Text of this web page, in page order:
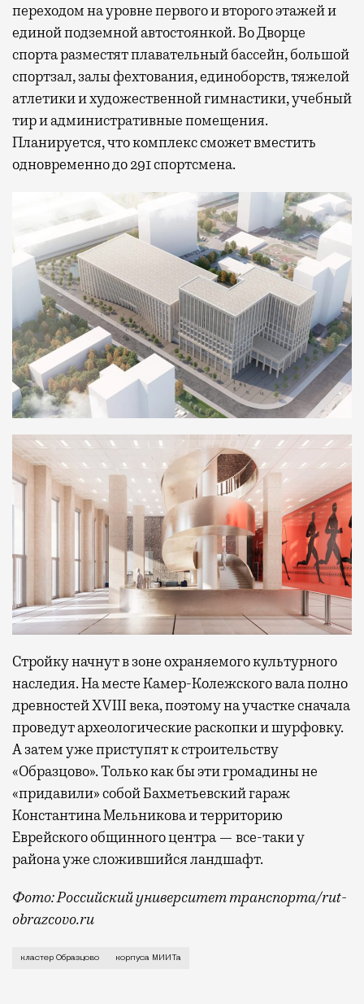
переходом на уровне первого и второго этажей и
единой подземной автостоянкой. Во Дворце
спорта разместят плавательный бассейн, большой
спортзал, залы фехтования, единоборств, тяжелой
атлетики и художественной гимнастики, учебный
тир и административные помещения.
Планируется, что комплекс сможет вместить
одновременно до 291 спортсмена.
Стройку начнут в зоне охраняемого культурного
наследия. На месте Камер-Колежского вала полно
древностей XVIII века, поэтому на участке сначала
проведут археологические раскопки и шурфовку.
А затем уже приступят к строительству
«Образцово». Только как бы эти громадины не
«придавили» собой Бахметьевский гараж
Константина Мельникова и территорию
Еврейского общинного центра — все-таки у
района уже сложившийся ландшафт.
Фото: Российский университет транспорта/rut-
obrazcovo.ru
О том, что корпуса Российского университета
кластер Образцово корпуса МИИТа